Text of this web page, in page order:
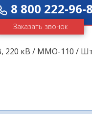
8 800 222-96-
Заказать звонок
220 кВ / ММО-110 /